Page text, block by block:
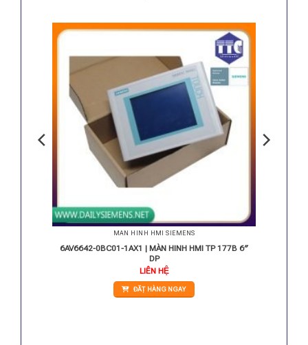
MÀN HÌNH HMI SIEMENS
6AV6642-0BC01-1AX1 | MÀN HINH HMI TP 177B 6″
DP
LIÊN HỆ
ĐẶT HÀNG NGAY